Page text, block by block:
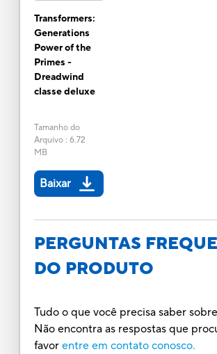
Transformers:
Generations
Power of the
Primes -
Dreadwind
classe deluxe
Tamanho do
Arquivo: 6.72
MB
Baixar
PERGUNTAS
DO PRODUTO
Tudo o que você precisa saber
Não encontra as respostas que
favor entre em contato conosco.